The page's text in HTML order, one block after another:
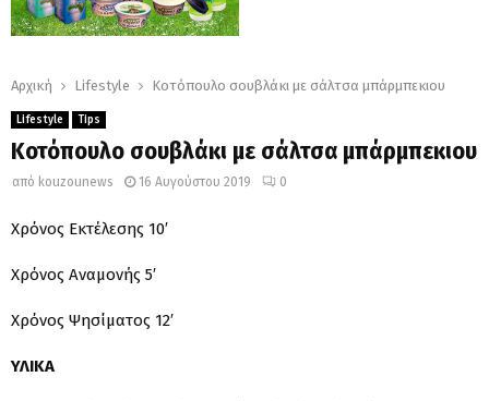
Αρχική Lifestyle Κοτόπουλο σουβλάκι με σάλτσα μπάρμπεκιου
Lifestyle Tips
Κοτόπουλο σουβλάκι με σάλτσα μπάρμπεκιου
από kouzounews 16 Αυγούστου 2019 0
Χρόνος Εκτέλεσης 10′
Χρόνος Αναμονής 5′
Χρόνος Ψησίματος 12′
ΥΛΙΚΑ